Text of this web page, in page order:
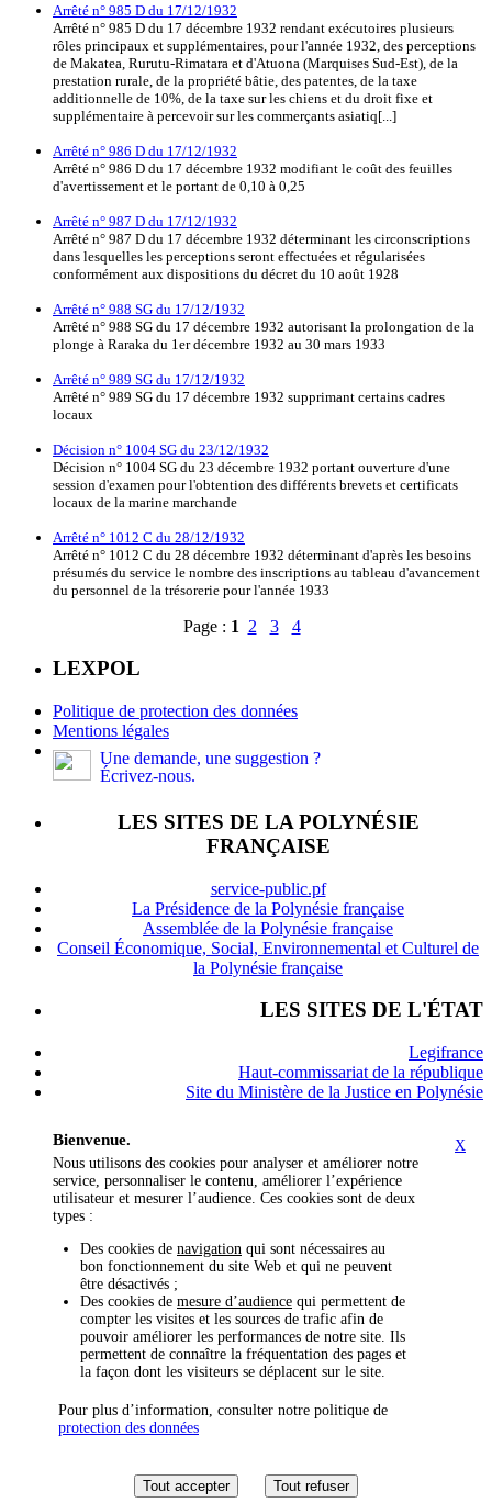
Arrêté n° 985 D du 17/12/1932
Arrêté n° 985 D du 17 décembre 1932 rendant exécutoires plusieurs
rôles principaux et supplémentaires, pour l'année 1932, des perceptions
de Makatea, Rurutu-Rimatara et d'Atuona (Marquises Sud-Est), de la
prestation rurale, de la propriété bâtie, des patentes, de la taxe
additionnelle de 10%, de la taxe sur les chiens et du droit fixe et
supplémentaire à percevoir sur les commerçants asiatiq[...]
Arrêté n° 986 D du 17/12/1932
Arrêté n° 986 D du 17 décembre 1932 modifiant le coût des feuilles
d'avertissement et le portant de 0,10 à 0,25
Arrêté n° 987 D du 17/12/1932
Arrêté n° 987 D du 17 décembre 1932 déterminant les circonscriptions
dans lesquelles les perceptions seront effectuées et régularisées
conformément aux dispositions du décret du 10 août 1928
Arrêté n° 988 SG du 17/12/1932
Arrêté n° 988 SG du 17 décembre 1932 autorisant la prolongation de la
plonge à Raraka du 1er décembre 1932 au 30 mars 1933
Arrêté n° 989 SG du 17/12/1932
Arrêté n° 989 SG du 17 décembre 1932 supprimant certains cadres
locaux
Décision n° 1004 SG du 23/12/1932
Décision n° 1004 SG du 23 décembre 1932 portant ouverture d'une
session d'examen pour l'obtention des différents brevets et certificats
locaux de la marine marchande
Arrêté n° 1012 C du 28/12/1932
Arrêté n° 1012 C du 28 décembre 1932 déterminant d'après les besoins
présumés du service le nombre des inscriptions au tableau d'avancement
du personnel de la trésorerie pour l'année 1933
Page : 1 2 3 4
LEXPOL
Politique de protection des données
Mentions légales
Une demande, une suggestion ?
Écrivez-nous.
LES SITES DE LA POLYNÉSIE
FRANÇAISE
service-public.pf
La Présidence de la Polynésie française
Assemblée de la Polynésie française
Conseil Économique, Social, Environnemental et Culturel de
la Polynésie française
LES SITES DE L'ÉTAT
Legifrance
Haut-commissariat de la république
Site du Ministère de la Justice en Polynésie
X
Bienvenue.
Nous utilisons des cookies pour analyser et améliorer notre
service, personnaliser le contenu, améliorer l’expérience
utilisateur et mesurer l’audience. Ces cookies sont de deux
types :
Des cookies de navigation qui sont nécessaires au
bon fonctionnement du site Web et qui ne peuvent
être désactivés ;
Des cookies de mesure d’audience qui permettent de
compter les visites et les sources de trafic afin de
pouvoir améliorer les performances de notre site. Ils
permettent de connaître la fréquentation des pages et
la façon dont les visiteurs se déplacent sur le site.
Pour plus d’information, consulter notre politique de
protection des données
Tout accepter Tout refuser